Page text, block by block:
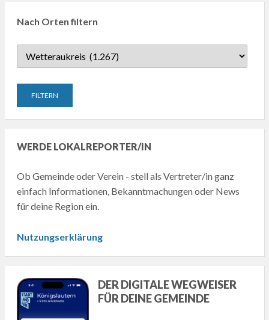
Nach Orten filtern
WERDE LOKALREPORTER/IN
Ob Gemeinde oder Verein - stell als Vertreter/in ganz
einfach Informationen, Bekanntmachungen oder News
für deine Region ein.
Nutzungserklärung
DER DIGITALE WEGWEISER
FÜR DEINE GEMEINDE